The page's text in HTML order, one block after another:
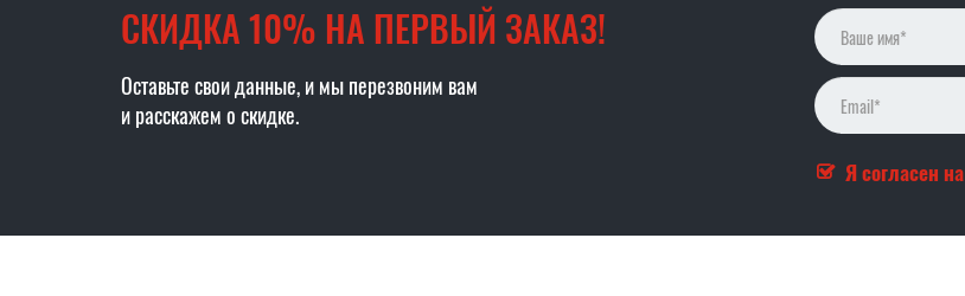
СКИДКА 10% НА ПЕРВЫЙ ЗАКАЗ!
Оставьте свои данные, и мы перезвоним вам
и расскажем о скидке.
Я согласен на